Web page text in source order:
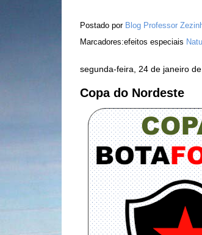
Postado por Blog Professor
Marcadores:efeitos especiais
segunda-feira, 24 de janeiro
Copa do Nordeste